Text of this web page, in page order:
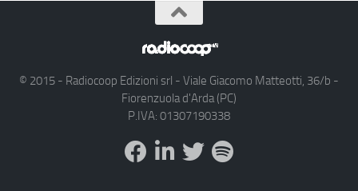
© 2015 - Radiocoop Edizioni srl - Viale Giacomo Matteotti, 36/b -
Fiorenzuola d'Arda (PC)
P.IVA: 01307190338